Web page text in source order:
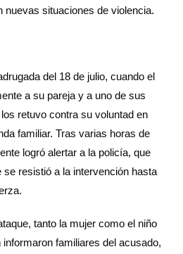
nuevas situaciones de violencia.
del 18 de julio, cuando el
a su pareja y a uno de sus
retuvo contra su voluntad en
familiar. Tras varias horas de
logró alertar a la policía, que
se resistió a la intervención hasta
tanto la mujer como el niño
familiares del acusado,